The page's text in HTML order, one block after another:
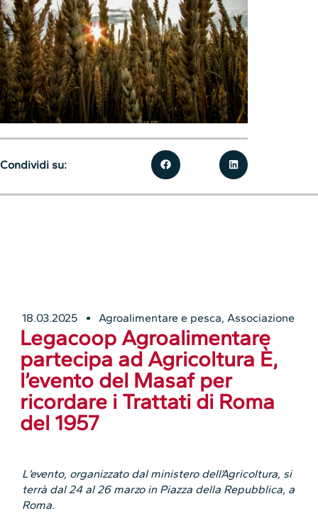
18.03.2025 Agroalimentare e pesca,Associazione
Legacoop Agroalimentare
partecipa ad Agricoltura È,
l’evento del Masaf per
ricordare i Trattati di Roma
del 1957
L’evento, organizzato dal ministero dell’Agricoltura, si
terrà dal 24 al 26 marzo in Piazza della Repubblica, a
Roma.
Condividi su: